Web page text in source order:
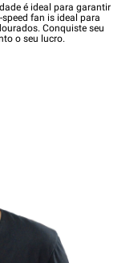
é ideal para garantir
fan is ideal para
Conquiste seu
o seu lucro.